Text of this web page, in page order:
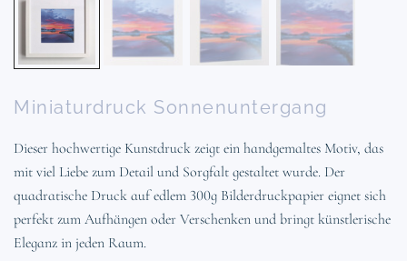
Miniaturdruck Sonnenuntergang
Dieser hochwertige Kunstdruck zeigt ein handgemaltes Motiv, das
mit viel Liebe zum Detail und Sorgfalt gestaltet wurde. Der
quadratische Druck auf edlem 300g Bilderdruckpapier eignet sich
perfekt zum Aufhängen oder Verschenken und bringt künstlerische
Eleganz in jeden Raum.